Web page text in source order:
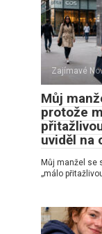
Zajímavé
Můj
protože
uviděl na
Můj manžel se
„málo